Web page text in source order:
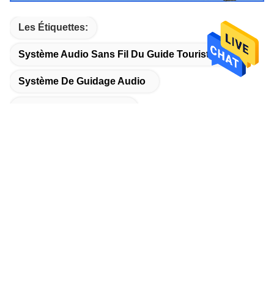
Les Étiquettes:
Système Audio Sans Fil Du Guide Touristique
Système De Guidage Audio